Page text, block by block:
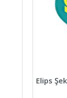
Elips